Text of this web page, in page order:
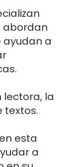
abordan
ayudan a
lectora, la
textos.
esta
a